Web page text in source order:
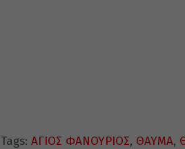
Tags: ΑΓΙΟΣ ΦΑΝΟΥΡΙΟΣ, ΘΑΥΜΑ,